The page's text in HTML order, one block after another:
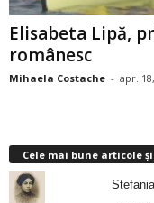
Elisabeta Lipă,
românesc
Mihaela Costache - apr.
Cele mai bune articole